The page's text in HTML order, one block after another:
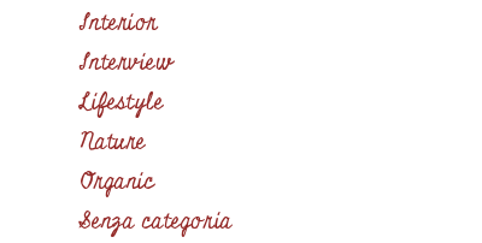
Interior
Interview
Lifestyle
Nature
Organic
Senza categoria